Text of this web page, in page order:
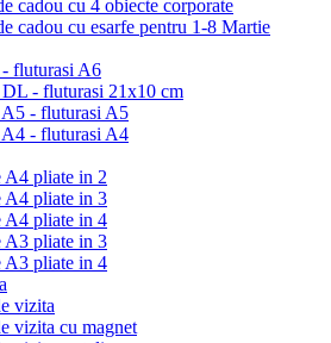
cadou cu 4 obiecte corporate
cadou cu esarfe pentru 1-8 Martie
fluturasi A6
- fluturasi 21x10 cm
- fluturasi A5
- fluturasi A4
A4 pliate in 2
A4 pliate in 3
A4 pliate in 4
A3 pliate in 3
A3 pliate in 4
vizita
vizita cu magnet